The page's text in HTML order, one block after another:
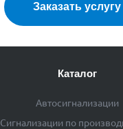
Заказать услугу
Каталог
Автосигнализации
Сигнализации по